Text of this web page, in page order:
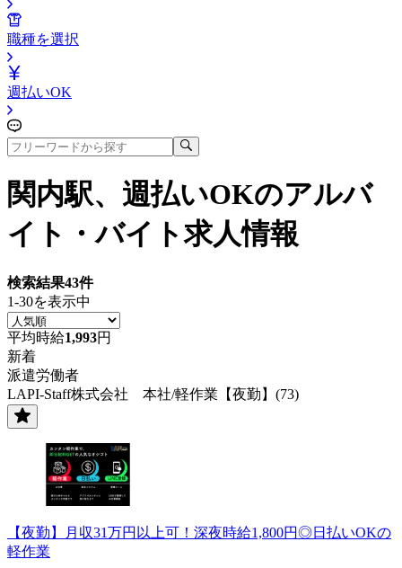
職種を選択
週払いOK
関内駅、週払いOKのアルバ
イト・バイト求人情報
検索結果43件
1-30を表示中
平均時給1,993円
新着
派遣労働者
LAPI-Staff株式会社 本社/軽作業【夜勤】(73)
【夜勤】月収31万円以上可！深夜時給1,800円◎日払いOKの
軽作業